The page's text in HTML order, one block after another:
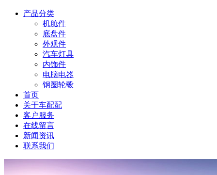
产品分类
机舱件
底盘件
外观件
汽车灯具
内饰件
电脑电器
钢圈轮毂
首页
关于车配配
客户服务
在线留言
新闻资讯
联系我们